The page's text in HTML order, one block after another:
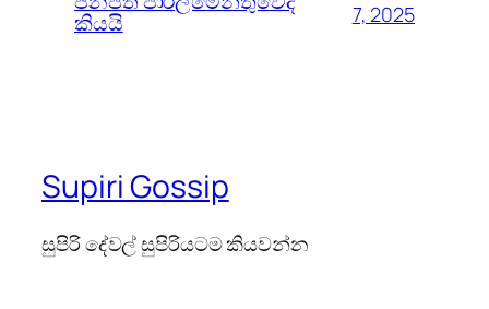
කියයි
7, 2025
Supiri Gossip
සුපිරි දේවල් සුපිරියටම කියවන්න